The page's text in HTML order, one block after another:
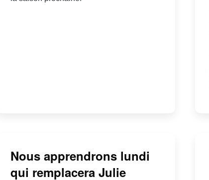
Nous apprendrons lundi
qui remplacera Julie